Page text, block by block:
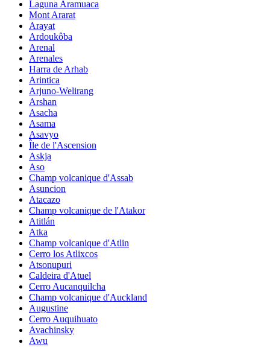
Laguna Aramuaca
Mont Ararat
Arayat
Ardoukôba
Arenal
Arenales
Harra de Arhab
Arintica
Arjuno-Welirang
Arshan
Asacha
Asama
Asavyo
Île de l'Ascension
Askja
Aso
Champ volcanique d'Assab
Asuncion
Atacazo
Champ volcanique de l'Atakor
Atitlán
Atka
Champ volcanique d'Atlin
Cerro los Atlixcos
Atsonupuri
Caldeira d'Atuel
Cerro Aucanquilcha
Champ volcanique d'Auckland
Augustine
Cerro Auquihuato
Avachinsky
Awu